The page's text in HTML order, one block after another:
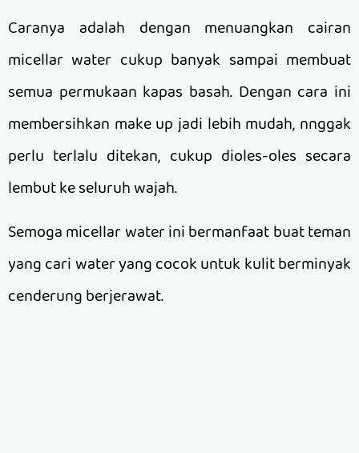
Caranya adalah dengan menuangkan cairan
micellar water cukup banyak sampai membuat
semua permukaan kapas basah. Dengan cara ini
membersihkan make up jadi lebih mudah, nnggak
perlu terlalu ditekan, cukup dioles-oles secara
lembut ke seluruh wajah.
Semoga micellar water ini bermanfaat buat teman
yang cari water yang cocok untuk kulit berminyak
cenderung berjerawat.